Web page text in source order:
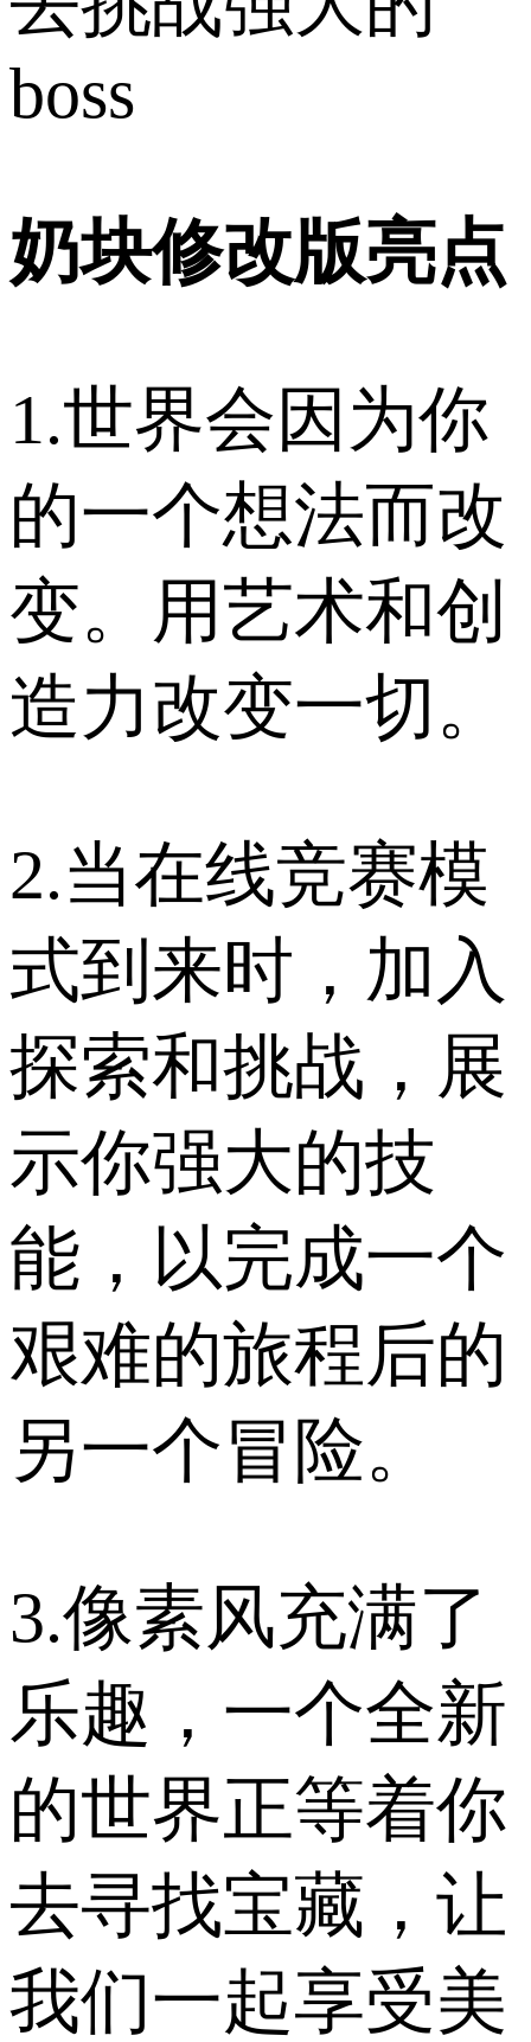
boss
奶块修改版亮点
1.世界会因为你
的一个想法而改
变。用艺术和创
造力改变一切。
2.当在线竞赛模
式到来时，加入
探索和挑战，展
示你强大的技
能，以完成一个
艰难的旅程后的
另一个冒险。
3.像素风充满了
乐趣，一个全新
的世界正等着你
去寻找宝藏，让
我们一起享受美